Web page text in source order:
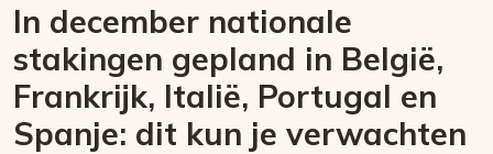
In december nationale
stakingen gepland in België,
Frankrijk, Italië, Portugal en
Spanje: dit kun je verwachten